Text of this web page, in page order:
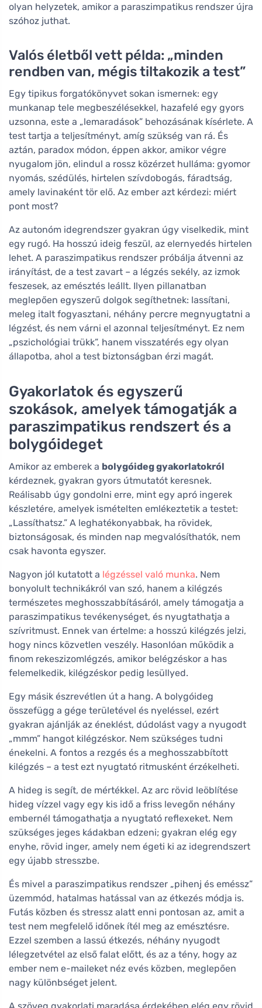
olyan helyzetek, amikor a paraszimpatikus rendszer újra
szóhoz juthat.
Valós életből vett példa: „minden
rendben van, mégis tiltakozik a test”
Egy tipikus forgatókönyvet sokan ismernek: egy
munkanap tele megbeszélésekkel, hazafelé egy gyors
uzsonna, este a „lemaradások” behozásának kísérlete. A
test tartja a teljesítményt, amíg szükség van rá. És
aztán, paradox módon, éppen akkor, amikor végre
nyugalom jön, elindul a rossz közérzet hulláma: gyomor
nyomás, szédülés, hirtelen szívdobogás, fáradtság,
amely lavinaként tör elő. Az ember azt kérdezi: miért
pont most?
Az autonóm idegrendszer gyakran úgy viselkedik, mint
egy rugó. Ha hosszú ideig feszül, az elernyedés hirtelen
lehet. A paraszimpatikus rendszer próbálja átvenni az
irányítást, de a test zavart – a légzés sekély, az izmok
feszesek, az emésztés leállt. Ilyen pillanatban
meglepően egyszerű dolgok segíthetnek: lassítani,
meleg italt fogyasztani, néhány percre megnyugtatni a
légzést, és nem várni el azonnal teljesítményt. Ez nem
„pszichológiai trükk”, hanem visszatérés egy olyan
állapotba, ahol a test biztonságban érzi magát.
Gyakorlatok és egyszerű
szokások, amelyek támogatják a
paraszimpatikus rendszert és a
bolygóideget
Amikor az emberek a bolygóideg gyakorlatokról
kérdeznek, gyakran gyors útmutatót keresnek.
Reálisabb úgy gondolni erre, mint egy apró ingerek
készletére, amelyek ismételten emlékeztetik a testet:
„Lassíthatsz.” A leghatékonyabbak, ha rövidek,
biztonságosak, és minden nap megvalósíthatók, nem
csak havonta egyszer.
Nagyon jól kutatott a légzéssel való munka. Nem
bonyolult technikákról van szó, hanem a kilégzés
természetes meghosszabbításáról, amely támogatja a
paraszimpatikus tevékenységet, és nyugtathatja a
szívritmust. Ennek van értelme: a hosszú kilégzés jelzi,
hogy nincs közvetlen veszély. Hasonlóan működik a
finom rekeszizomlégzés, amikor belégzéskor a has
felemelkedik, kilégzéskor pedig lesüllyed.
Egy másik észrevétlen út a hang. A bolygóideg
összefügg a gége területével és nyeléssel, ezért
gyakran ajánlják az éneklést, dúdolást vagy a nyugodt
„mmm” hangot kilégzéskor. Nem szükséges tudni
énekelni. A fontos a rezgés és a meghosszabbított
kilégzés – a test ezt nyugtató ritmusként érzékelheti.
A hideg is segít, de mértékkel. Az arc rövid leöblítése
hideg vízzel vagy egy kis idő a friss levegőn néhány
embernél támogathatja a nyugtató reflexeket. Nem
szükséges jeges kádakban edzeni; gyakran elég egy
enyhe, rövid inger, amely nem égeti ki az idegrendszert
egy újabb stresszbe.
És mivel a paraszimpatikus rendszer „pihenj és eméssz”
üzemmód, hatalmas hatással van az étkezés módja is.
Futás közben és stressz alatt enni pontosan az, amit a
test nem megfelelő időnek ítél meg az emésztésre.
Ezzel szemben a lassú étkezés, néhány nyugodt
lélegzetvétel az első falat előtt, és az a tény, hogy az
ember nem e-maileket néz evés közben, meglepően
nagy különbséget jelent.